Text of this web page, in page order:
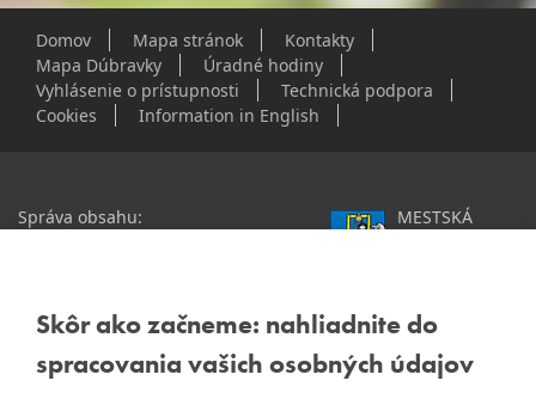
Skôr ako začneme: nahliadnite do
spracovania vašich osobných údajov
Domov Mapa stránok
Kontakty
Mapa Dúbravky
Úradné hodiny
Vyhlásenie o prístupnosti
Technická podpora
Cookies
Information in English
Správa obsahu:
Staršie informácie a dokumenty
starej stránke Dúbravky
MESTSKÁ
Žatevná 2, 844 02